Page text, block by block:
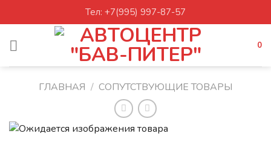
to
Тел: +7(995) 997-87-57
0
ГЛАВНАЯ / СОПУТСТВУЮЩИЕ ТОВАРЫ